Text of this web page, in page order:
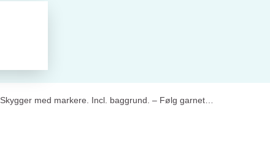
Skygger med markere. Incl. baggrund. – Følg garnet…